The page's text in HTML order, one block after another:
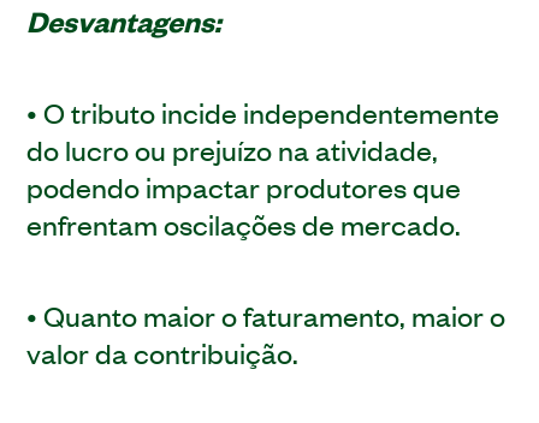
Desvantagens:
• O tributo incide independentemente
do lucro ou prejuízo na atividade,
podendo impactar produtores que
enfrentam oscilações de mercado.
• Quanto maior o faturamento, maior o
valor da contribuição.